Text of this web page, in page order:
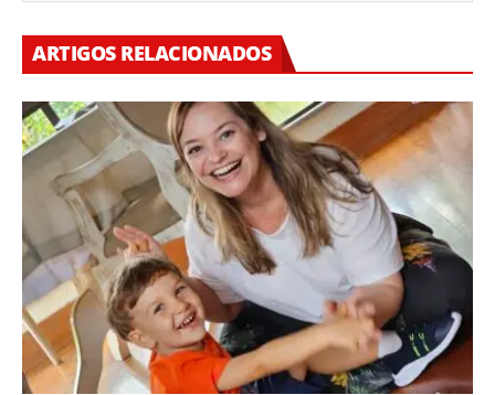
ARTIGOS RELACIONADOS